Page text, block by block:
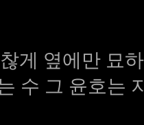
게 옆에만 묘
수 그 윤호는